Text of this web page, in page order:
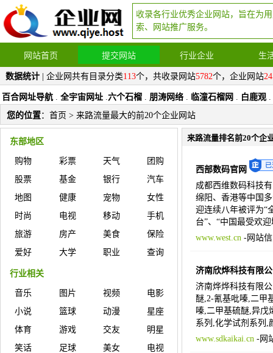
收录各行业优秀企业网站，旨在为
索、网站推广服务。
网站首页 提交网站 行业企业 生
数据统计 | 企业网共有目录分类113个，共收录网站5782个，企业网站
百合网址导航 . 全宇宙网址 .六个石榴 . 朋涛网络 . 临潼石榴网 . 白鹿观 .
您的位置： 首页 > 来路流量最大的前20个企业网站
东部地区
购物 彩票 天气
团购
股票
基金 银行
汽车
地图
健康 宠物
女性
时尚
电视 移动
手机
旅游
房产 美食
保险
爱好
大学 职业 查询
行业相关
音乐 图片 视频
电影
小说
篮球 动漫
星座
体育
游戏 交友
明星
笑话
足球 美女 电视
来路流量排名前20个企
西部数码官网
成都西维数码科技
绵阳、香港等中国
迎连续八年被评为“
台”、“中国最受欢
www.west.cn-网站
济南欣烨科技有限
济南烨烨科技有限
醚,2-氰基吡嗪,二甲
嗪,二甲基硫醚,异戊
系列,化学试剂系列,
www.sdkaikai.cn-网